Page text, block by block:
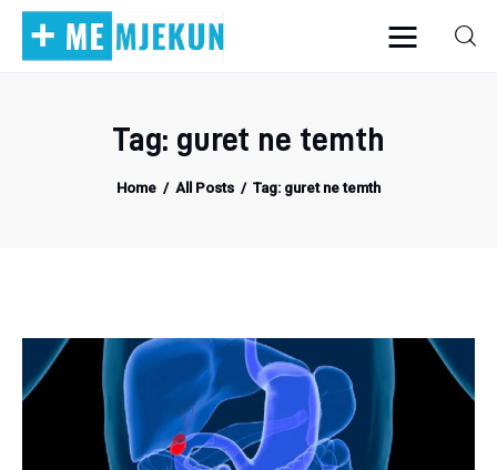
Tag: guret ne temth
Home All Posts Tag: guret ne temth
Endokrinologji
Gastroeneterologji